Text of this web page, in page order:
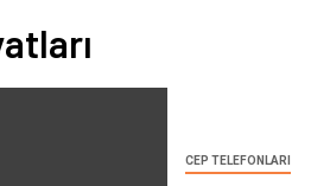
CEP TELEFONLARI